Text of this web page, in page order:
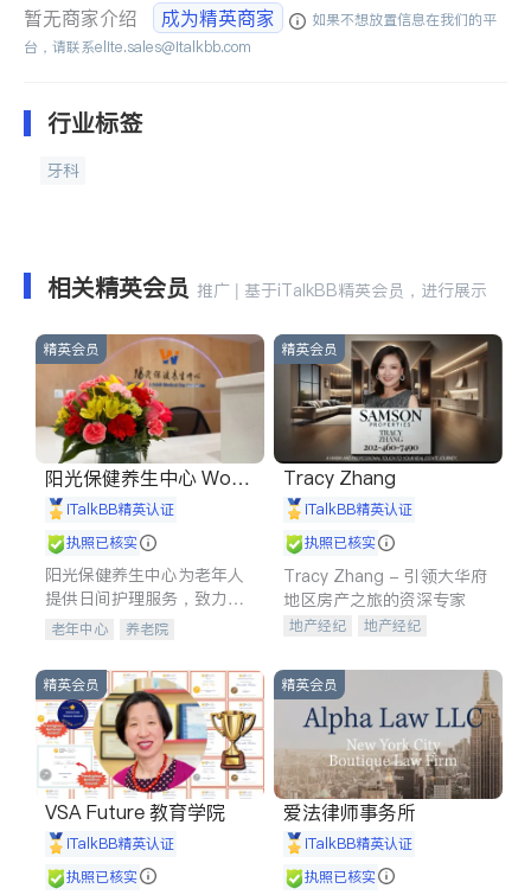
暂无商家介绍 成为精英商家
如果不想放置信息在我们的平
台，请联系elite.sales@italkbb.com
行业标签
牙科
相关精英会员 推广 | 基于iTalkBB精英会员，进行展示
精英会员
阳光保健养生中心 World
shine
iTalkBB精英认证
执照已核实
阳光保健养生中心为老年人
提供日间护理服务，致力于
通过持续的护理创新来有效
老年中心 养老院
精英会员
Tracy Zhang
iTalkBB精英认证
执照已核实
Tracy Zhang - 引领大华府
地区房产之旅的资深专家
地产经纪
地产经纪
商铺租售
精英会员
VSA Future 教育学院
iTalkBB精英认证
执照已核实
精英会员
爱法律师事务所
iTalkBB精英认证
执照已核实